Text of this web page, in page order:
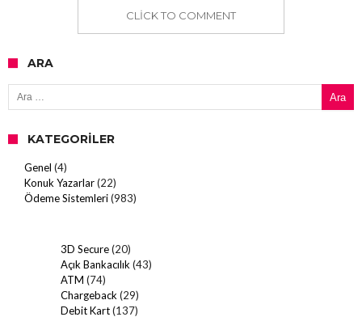
CLICK TO COMMENT
ARA
Arama:
KATEGORILER
Genel (4)
Konuk Yazarlar(22)
Ödeme Sistemleri(983)
3D Secure(20)
Açık Bankacılık(43)
ATM (74)
Chargeback(29)
Debit Kart(137)